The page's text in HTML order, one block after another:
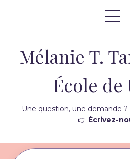
Mélanie T.
École
Une question, une demande
👉 Écrivez-